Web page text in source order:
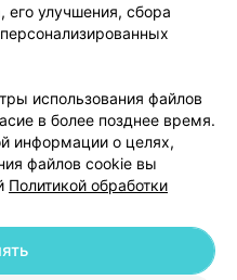
103.by
данных
| 220012, Республика Беларусь,
его улучшения, сбора
использования файлов
в более позднее время.
информации о целях,
файлов cookie вы
Политикой обработки